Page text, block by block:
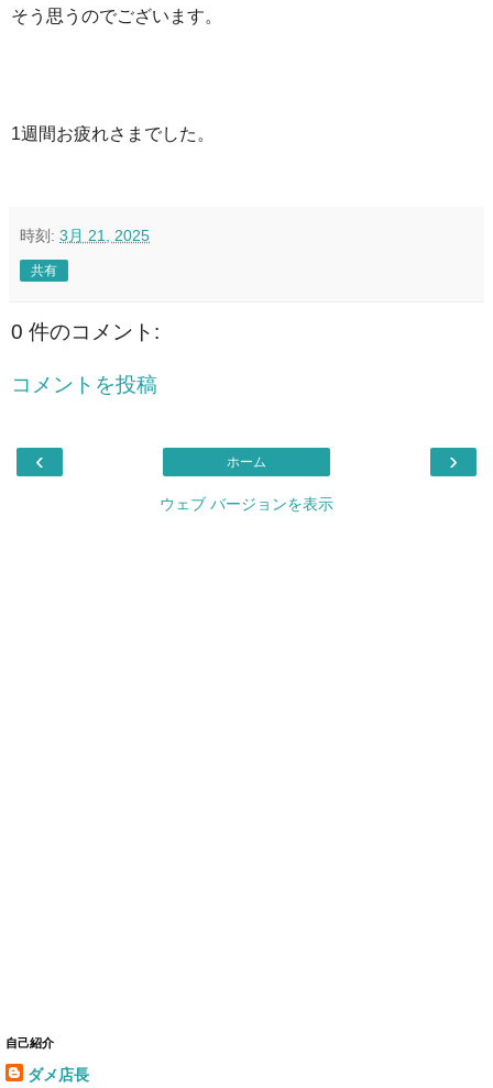
そう思うのでございます。
1週間お疲れさまでした。
時刻: 3月 21, 2025
共有
0 件のコメント:
コメントを投稿
‹ ›
ホーム
ウェブ バージョンを表示
自己紹介
ダメ店長